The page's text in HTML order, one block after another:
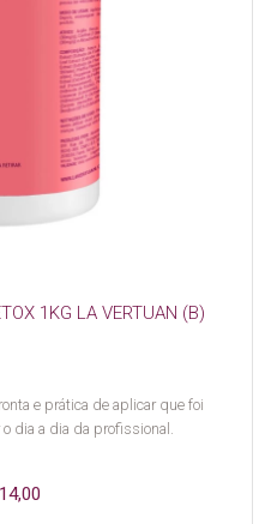
1KG LA VERTUAN (B)
e prática de aplicar que foi
dia a dia da profissional.